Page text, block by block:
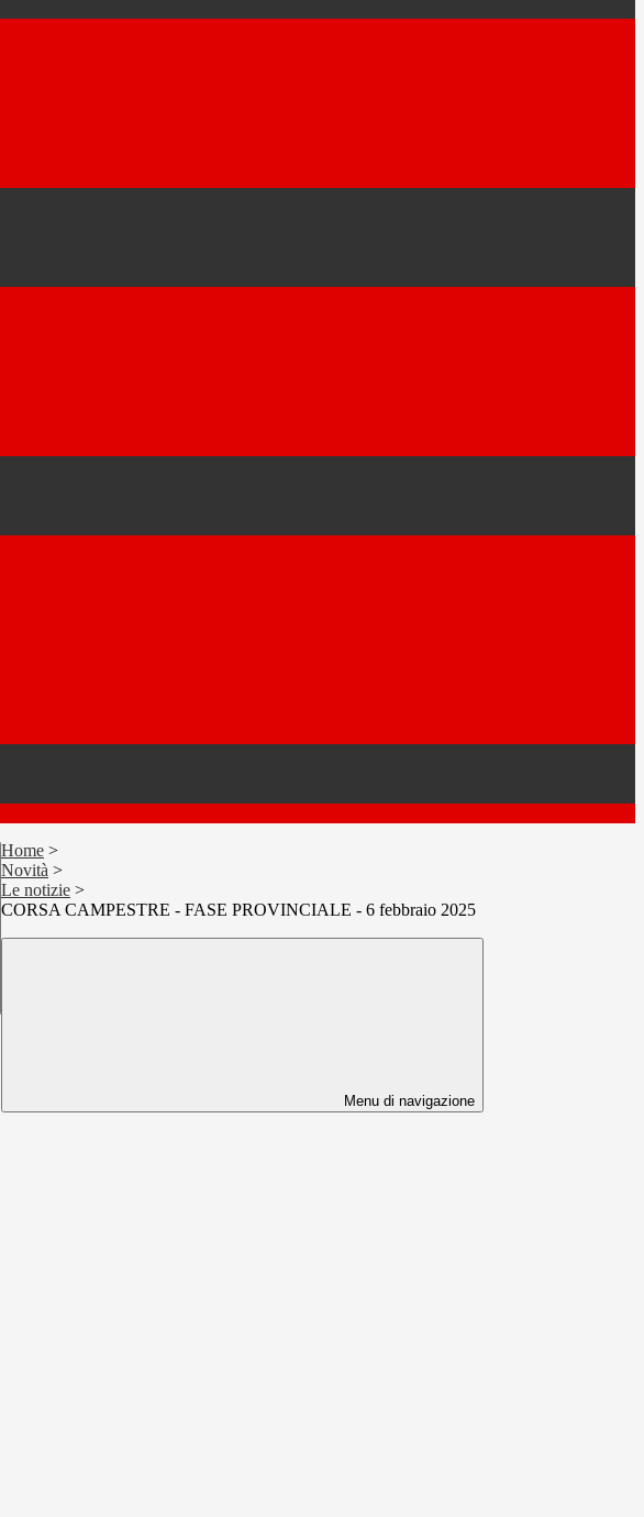
Home >
Novità >
Le notizie >
CORSA CAMPESTRE - FASE PROVINCIALE - 6 febbraio 2025
Menu di navigazione